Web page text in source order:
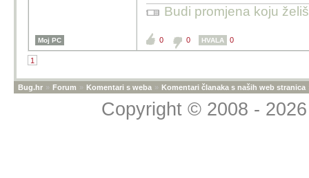
Budi promjena koju
Moj PC 0 0 HVALA 0
1
Bug.hr » Forum » Komentari s weba » Komentari članaka s naših web stranica
Copyright © 2008 -